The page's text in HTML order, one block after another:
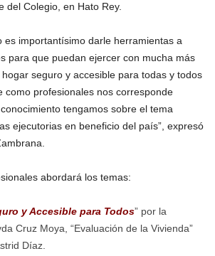
del Colegio, en Hato Rey.
es importantísimo darle herramientas a
para que puedan ejercer con mucha más
seguro y accesible para todas y todos
como profesionales nos corresponde
tengamos sobre el tema
ejecutorias en beneficio del país”, expresó
abordará los temas:
y Accesible para Todos” por la
Cruz Moya, “Evaluación de la Vivienda”
Díaz.